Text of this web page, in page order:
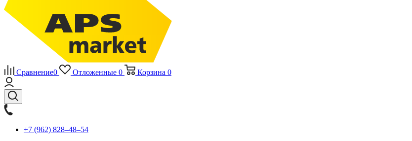
Сравнение0 Отложенные 0 Корзина 0
+7 (962) 828‒48‒54